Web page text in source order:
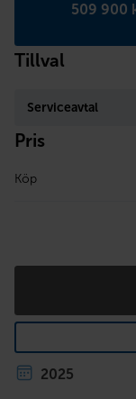
509 900
Tillval
Serviceavtal
Pris
Köp
2025